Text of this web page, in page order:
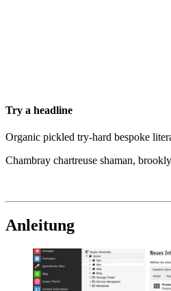
Try a headline
Organic pickled try-hard bespoke
Chambray chartreuse shaman,
Anleitung